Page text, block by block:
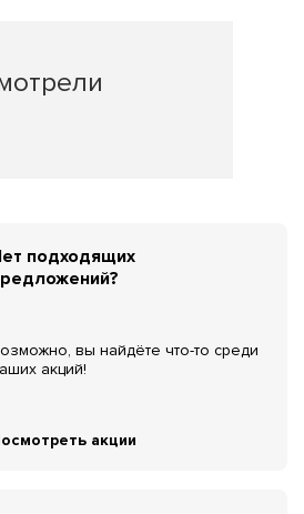
подходящих
вы найдёте что-то среди
акций!
акции